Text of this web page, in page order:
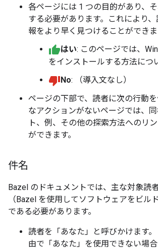
各ページには 1 つの目的があり、
する必要があります。これにより
報をより早く見つけることができま
はい: このページでは、
をインストールする方法につ
No: （導入文なし）
ページの下部で、読者に次の行動
なアクションがないページでは、
ト、例、その他の探索方法へのリ
ができます。
件名
Bazel のドキュメントでは、主な対象読
（Bazel を使用してソフトウェアをビル
である必要があります。
読者を「あなた」と呼びかけます
由で「あなた」を使用できない場